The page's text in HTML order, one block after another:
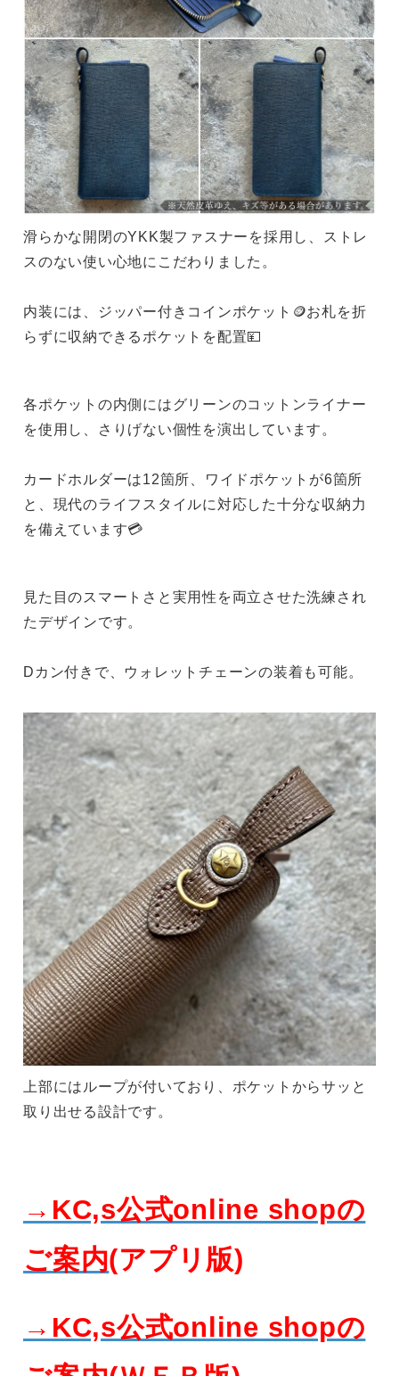
滑らかな開閉のYKK製ファスナーを採用し、ストレ
スのない使い心地にこだわりました。
内装には、ジッパー付きコインポケット🪙お札を折
らずに収納できるポケットを配置💴
各ポケットの内側にはグリーンのコットンライナー
を使用し、さりげない個性を演出しています。
カードホルダーは12箇所、ワイドポケットが6箇所
と、現代のライフスタイルに対応した十分な収納力
を備えています💳
見た目のスマートさと実用性を両立させた洗練され
たデザインです。
Dカン付きで、ウォレットチェーンの装着も可能。
上部にはループが付いており、ポケットからサッと
取り出せる設計です。
→KC,s公式online shopの
ご案内(アプリ版)
→KC,s公式online shopの